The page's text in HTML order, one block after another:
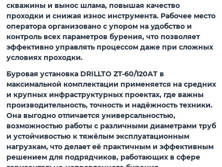
скважины и вынос шлама, повышая качество
проходки и снижая износ инструмента. Рабочее место
оператора организовано с упором на удобство и
контроль всех параметров бурения, что позволяет
эффективно управлять процессом даже при сложных
условиях проходки.
Буровая установка DRILLTO ZT-60/120AT в
максимальной комплектации применяется на средних
и крупных инфраструктурных проектах, где важны
производительность, точность и надёжность техники.
Она выгодно отличается универсальностью,
возможностью работы с различными диаметрами труб
и устойчивостью к тяжёлым эксплуатационным
нагрузкам, что делает её практичным и эффективным
решением для подрядчиков, работающих в сфере